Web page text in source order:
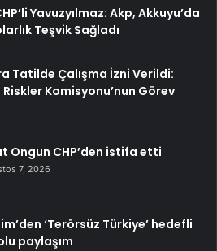
Yavuzyılmaz: Akp, Akkuyu’da
Teşvik Sağladı
Tatilde Çalışma İzni Verildi:
Komisyonu’nun Görev
Ongun CHP’den istifa etti
7, 2026
‘Terörsüz Türkiye’ hedefli
paylaşım